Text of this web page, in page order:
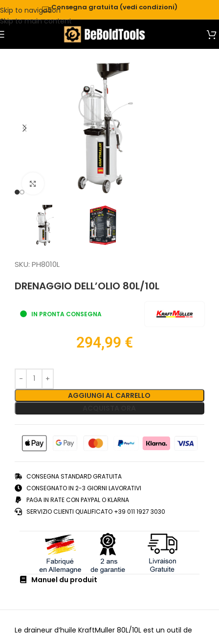
Skip to navigation
Skip to main content
Consegna gratuita (vedi condizioni)
Click to enlarge
SKU: PH8010L
DRENAGGIO DELL’OLIO 80L/10L
IN PRONTA CONSEGNA
294,99 €
AGGIUNGI AL CARRELLO
CONSEGNA STANDARD GRATUITA
CONSEGNATO IN 2-3 GIORNI LAVORATIVI
PAGA IN RATE CON PAYPAL O KLARNA
SERVIZIO CLIENTI QUALIFICATO +39 011 1927 3030
Manuel du produit
Le draineur d’huile KraftMuller 80L/10L est un outil de